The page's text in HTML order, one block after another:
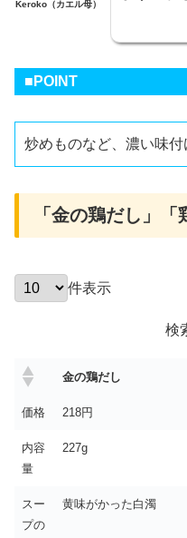
Keroko（カエル母）
■POINT
炒めものなど、濃い味
「金の鶏だし」
件表示
検
金の鶏だし
価格 218円
内容
量
227g
スー
プの
黄味がかった白濁